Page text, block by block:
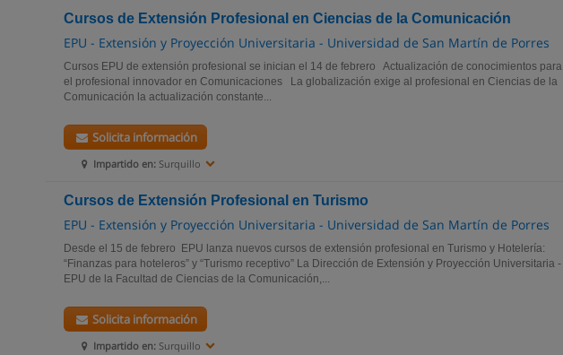
Cursos de Extensión Profesional en Ciencias de la Comunicación
EPU - Extensión y Proyección Universitaria - Universidad de San Martín de Porres
Cursos EPU de extensión profesional se inician el 14 de febrero Actualización de conocimientos para
el profesional innovador en Comunicaciones La globalización exige al profesional en Ciencias de la
Comunicación la actualización constante...
Impartido en: Surquillo
Solicita información
Cursos de Extensión Profesional en Turismo
EPU - Extensión y Proyección Universitaria - Universidad de San Martín de Porres
Desde el 15 de febrero EPU lanza nuevos cursos de extensión profesional en Turismo y Hotelería:
“Finanzas para hoteleros” y “Turismo receptivo” La Dirección de Extensión y Proyección Universitaria -
EPU de la Facultad de Ciencias de la Comunicación,...
Impartido en: Surquillo
Solicita información